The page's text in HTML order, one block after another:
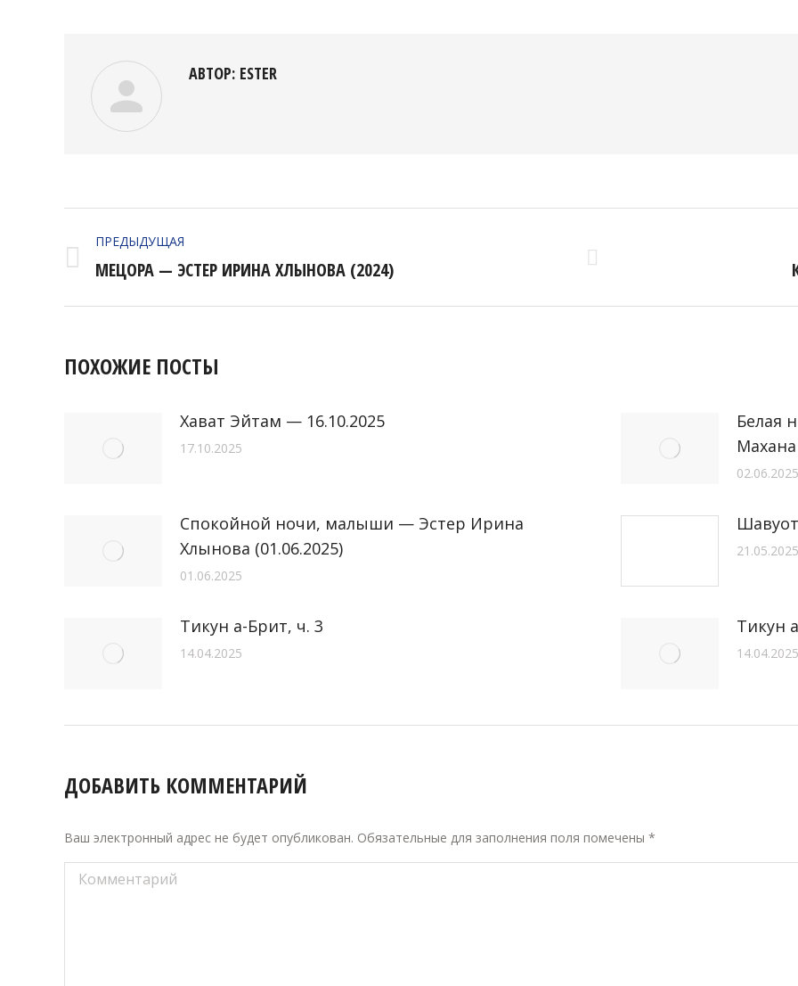
АВТОР: ESTER
ПО
ПРЕДЫДУЩАЯ
Предыдущая
МЕЦОРА — ЭСТЕР ИРИНА ХЛЫНОВА (2024)
ПОХОЖИЕ ПОСТЫ
Хават Эйтам — 16.10.2025
17.10.2025
Белая
02.06.2025
Спокойной ночи, малыши — Эстер Ирина
Хлынова (01.06.2025)
01.06.2025
21.05.2025
Тикун а-Брит, ч. 3
14.04.2025
Тикун
14.04.2025
ДОБАВИТЬ КОММЕНТАРИЙ
Ваш электронный адрес не будет опубликован. Обязательные для заполнения поля помечены *
Комментарий